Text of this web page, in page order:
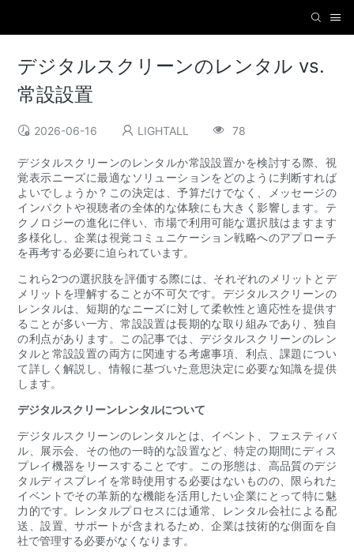
デジタルスクリーンのレンタル vs.
常設設置
2026-06-16 LIGHTALL 78
デジタルスクリーンのレンタルか常設設置かを検討する際、視
覚表示ニーズに最適なソリューションをどのように判断すれば
よいでしょうか？この決定は、予算だけでなく、メッセージの
インパクトや視聴者の全体的な体験にも大きく影響します。テ
クノロジーの進化に伴い、市場で利用可能な選択肢はますます
多様化し、企業は視覚コミュニケーション戦略へのアプローチ
を再考する必要に迫られています。
これら2つの選択肢を評価する際には、それぞれのメリットとデ
メリットを理解することが不可欠です。デジタルスクリーンの
レンタルは、短期的なニーズに対して柔軟性と適応性を提供す
ることが多い一方、常設設置は長期的な取り組みであり、独自
の利点があります。この記事では、デジタルスクリーンのレン
タルと常設設置の両方に関連する考慮事項、利点、課題につい
て詳しく解説し、情報に基づいた意思決定に必要な知識を提供
します。
デジタルスクリーンレンタルについて
デジタルスクリーンのレンタルとは、イベント、フェスティバ
ル、展示会、その他の一時的な設置など、特定の期間にディス
プレイ機器をリースすることです。この形態は、高品質のデジ
タルディスプレイを常時使用する必要はないものの、限られた
イベントでその革新的な機能を活用したい企業にとって特に魅
力的です。レンタルプロセスには通常、レンタル会社による配
送、設置、サポートが含まれるため、企業は技術的な側面を自
社で管理する必要がなくなります。